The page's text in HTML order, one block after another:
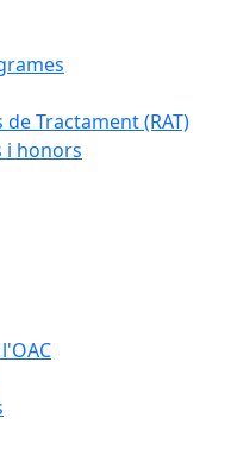
Tractament (RAT)
i honors